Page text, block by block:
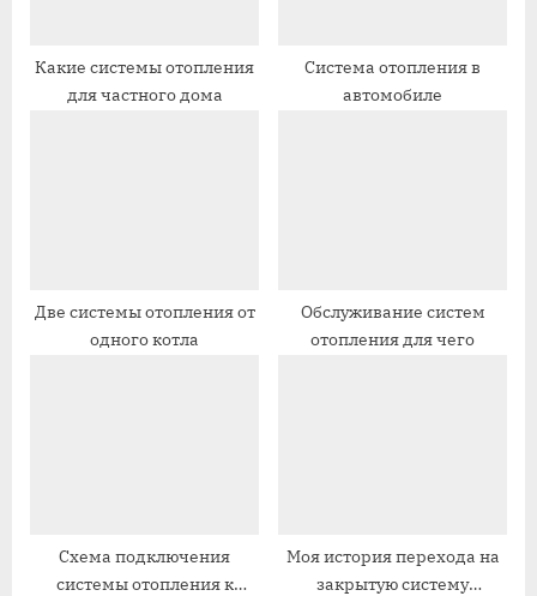
и
п
и
Какие системы отопления
для частного дома
Система отопления в
автомобиле
Две системы отопления от
одного котла
Обслуживание систем
отопления для чего
Схема подключения
системы отопления к
Моя история перехода на
закрытую систему